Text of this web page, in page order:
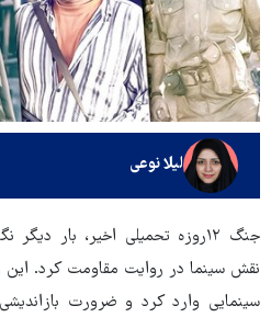
لیلا نوعی
جنگ ۱۲روزه تحمیلی اخیر، بار
نقش سینما در روایت مقاومت کرد. این
سینمایی وارد کرد و ضرورت